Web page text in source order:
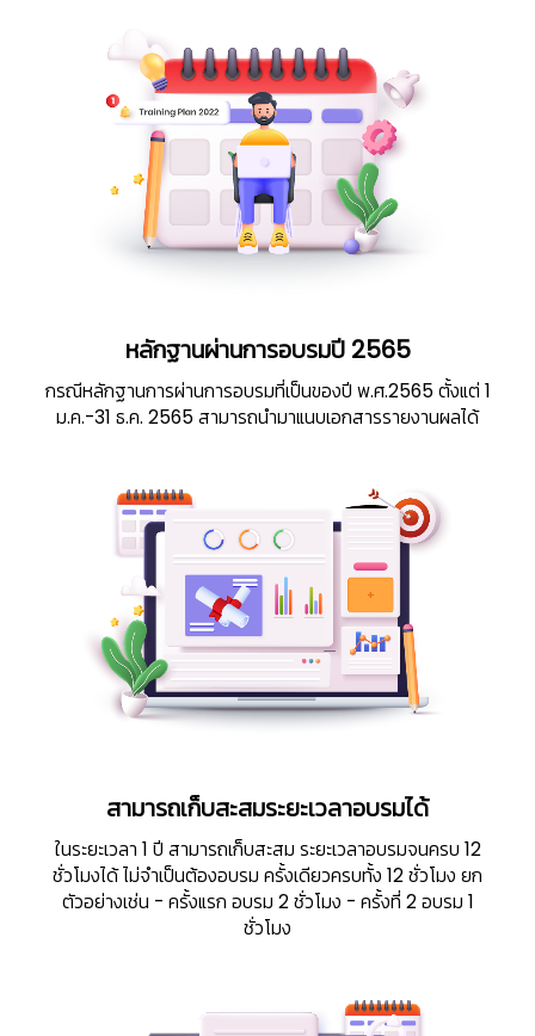
หลักฐานผ่านการอบรมปี 2565
กรณีหลักฐานการผ่านการอบรมที่เป็นของปี พ.ศ.2565 ตั้งแต่ 1
ม.ค.-31 ธ.ค. 2565 สามารถนำมาแนบเอกสารรายงานผลได้
สามารถเก็บสะสมระยะเวลาอบรมได้
ในระยะเวลา 1 ปี สามารถเก็บสะสม ระยะเวลาอบรมจนครบ 12
ชั่วโมงได้ ไม่จำเป็นต้องอบรม ครั้งเดียวครบทั้ง 12 ชั่วโมง ยก
ตัวอย่างเช่น - ครั้งแรก อบรม 2 ชั่วโมง - ครั้งที่ 2 อบรม 1
ชั่วโมง